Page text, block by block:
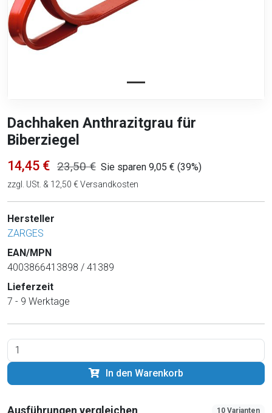
Dachhaken Anthrazitgrau für
Biberziegel
14,45 € 23,50 € Sie sparen 9,05 € (39%)
zzgl. USt. & 12,50 € Versandkosten
Hersteller
ZARGES
EAN/MPN
4003866413898 / 41389
Lieferzeit
7 - 9 Werktage
In den Warenkorb
Ausführungen vergleichen 10 Varianten